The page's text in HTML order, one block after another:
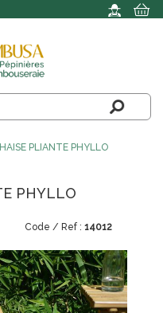
PLIANTE PHYLLO
PHYLLO
14012